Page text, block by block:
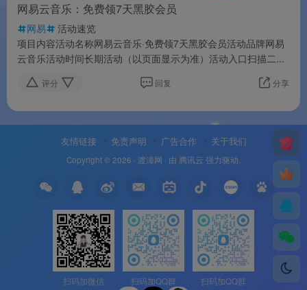
网易云音乐：免费领7天黑胶会员
网易
活动速览
项目内容活动名称网易云音乐·免费领7天黑胶会员活动品牌网易
云音乐活动时间长期活动（以页面显示为准）活动入口扫描二...
评分 回复 分享
友情链接 免责声明 广告合作 关于我们
Copyright © 2026 · 渡漳网 · 由 腾讯云 强力驱动.
扫码加微信 扫码加QQ群 扫码加QQ群